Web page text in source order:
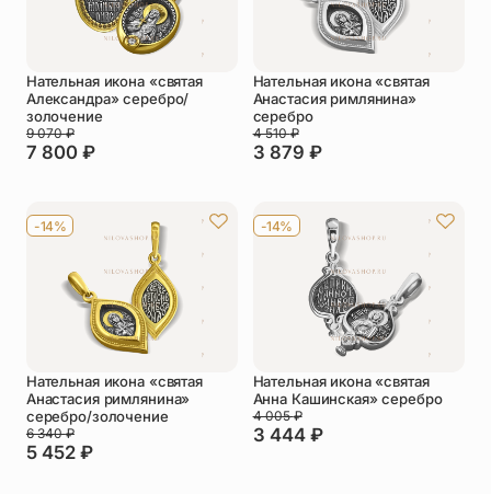
Нательная икона «святая
Александра» серебро/
золочение
7 800 ₽
9 070₽
Нательная икона «святая
Анастасия римлянина»
серебро
3 879 ₽
4 510₽
-14%
Нательная икона «святая
Анастасия римлянина»
серебро/золочение
5 452 ₽
6 340₽
-14%
Нательная икона «святая
Анна Кашинская» серебро
3 444 ₽
4 005₽